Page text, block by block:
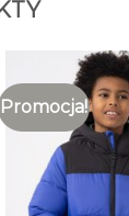
Promocja!